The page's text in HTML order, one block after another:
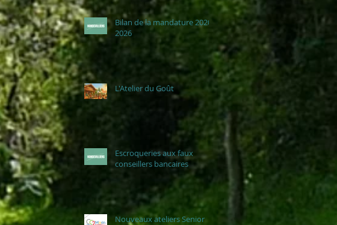
Bilan de la mandature 2020-
2026
L'Atelier du Goût
Escroqueries aux faux
conseillers bancaires
Nouveaux ateliers Senior